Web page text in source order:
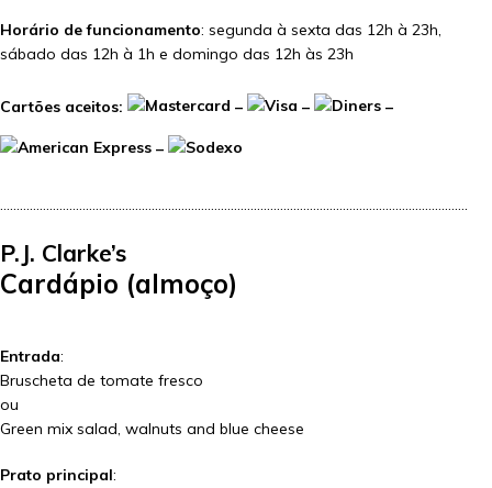
Horário de funcionamento: segunda à sexta das 12h à 23h,
sábado das 12h à 1h e domingo das 12h às 23h
Cartões aceitos: – – –
–
…………………………………………………………………………………………………………………………….
P.J. Clarke’s
Cardápio (almoço)
Entrada:
Bruscheta de tomate fresco
ou
Green mix salad, walnuts and blue cheese
Prato principal: